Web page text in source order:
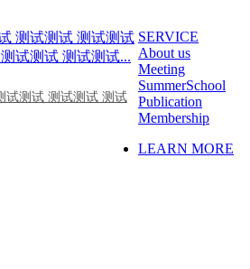
试测试 测试测试 测试
SERVICE
About us
Meeting
SummerSchool
Publication
Membership
LEARN MORE